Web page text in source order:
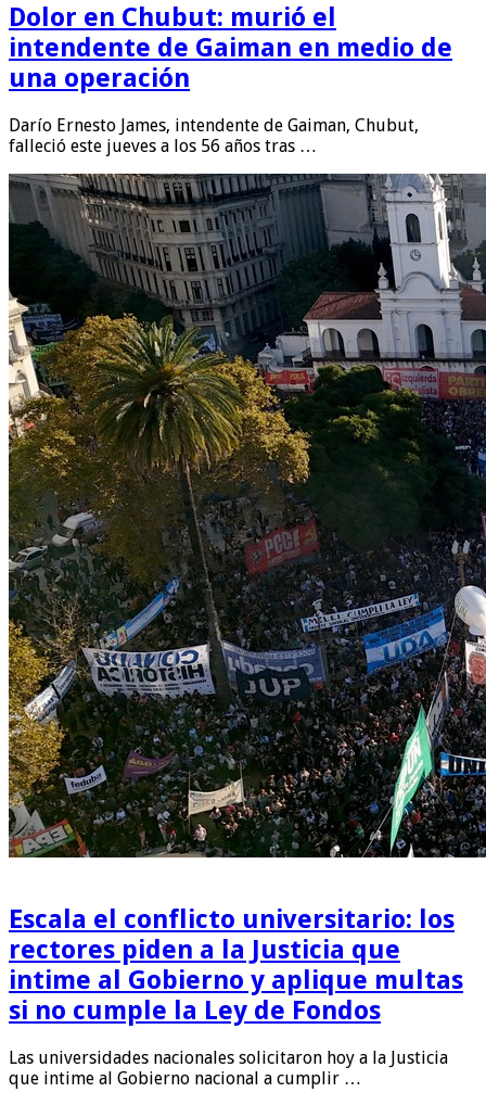
Dolor en Chubut: murió el
intendente de Gaiman en medio de
una operación
Darío Ernesto James, intendente de Gaiman, Chubut,
falleció este jueves a los 56 años tras …
Escala el conflicto universitario: los
rectores piden a la Justicia que
intime al Gobierno y aplique multas
si no cumple la Ley de Fondos
Las universidades nacionales solicitaron hoy a la Justicia
que intime al Gobierno nacional a cumplir …